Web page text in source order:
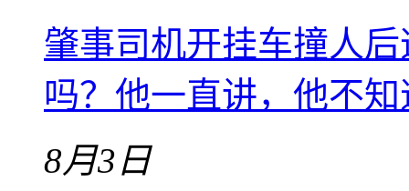
肇事司机开挂车撞人
吗？他一直讲，他不
8月3日